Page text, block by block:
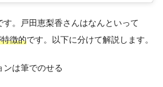
す。戸田恵梨香さんはなんといって
徴的です。以下に分けて解説します。
ンは筆でのせる